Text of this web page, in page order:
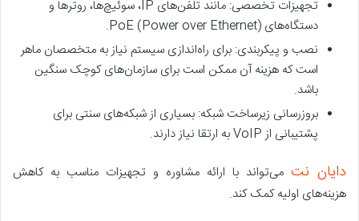
تجهیزات تخصصی: مانند تلفن‌های IP، سوئیچ‌ها، روترها و
دستگاه‌های PoE (Power over Ethernet).
نصب و پیکربندی: برای راه‌اندازی سیستم نیاز به متخصصان ماهر
است که هزینه آن ممکن است برای سازمان‌های کوچک سنگین
باشد.
بروزرسانی زیرساخت شبکه: بسیاری از شبکه‌های سنتی برای
پشتیبانی از VoIP به ارتقا نیاز دارند.
دایان نت می‌تواند با ارائه مشاوره و تجهیزات مناسب به کاهش
هزینه‌های اولیه کمک کند.